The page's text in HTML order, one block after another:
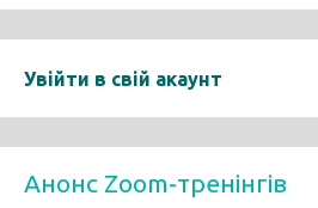
Увійти в свій акаунт
Анонс Zoom-тренінгів